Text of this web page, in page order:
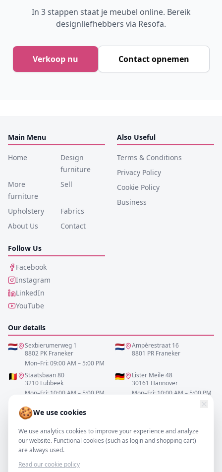
In 3 stappen staat je meubel online. Bereik
designliefhebbers via Resofa.
Verkoop nu Contact opnemen
🍪We use cookies
We use analytics cookies to improve your experience and analyze
our website. Functional cookies (such as login and shopping cart)
are always used.
Read our cookie policy
Main Menu
Home
Design
furniture
More
furniture
Sell
Upholstery
Fabrics
About Us
Contact
Also Useful
Terms & Conditions
Privacy Policy
Cookie Policy
Business
Follow Us
Facebook
Instagram
LinkedIn
YouTube
Our details
🇳🇱
Sexbierumerweg 1
8802 PK Franeker
Mon–Fri: 09:00 AM – 5:00 PM
🇳🇱
Ampèrestraat 16
8801 PR Franeker
🇧🇪
Staatsbaan 80
3210 Lubbeek
Mon–Fri: 10:00 AM – 5:00 PM
🇩🇪
Lister Meile 48
30161 Hannover
Mon–Fri: 10:00 AM – 5:00 PM
0517-700521
info@resofa.nl